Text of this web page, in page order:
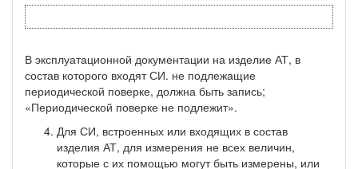
В эксплуатационной документации на изделие АТ, в
состав которого входят СИ. не подлежащие
периодической поверке, должна быть запись;
«Периодической поверке не подлежит».
Для СИ, встроенных или входящих в состав
изделия АТ, для измерения не всех величин,
которые с их помощью могут быть измерены, или